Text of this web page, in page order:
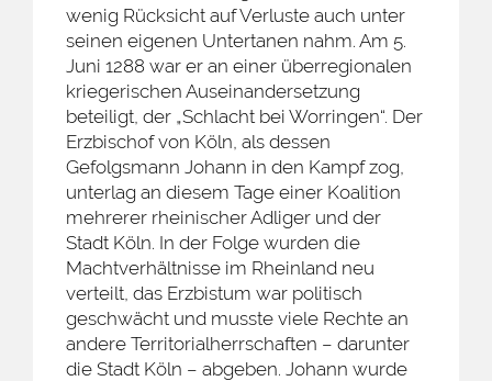
wenig Rücksicht auf Verluste auch unter
seinen eigenen Untertanen nahm. Am 5.
Juni 1288 war er an einer überregionalen
kriegerischen Auseinandersetzung
beteiligt, der „Schlacht bei Worringen“. Der
Erzbischof von Köln, als dessen
Gefolgsmann Johann in den Kampf zog,
unterlag an diesem Tage einer Koalition
mehrerer rheinischer Adliger und der
Stadt Köln. In der Folge wurden die
Machtverhältnisse im Rheinland neu
verteilt, das Erzbistum war politisch
geschwächt und musste viele Rechte an
andere Territorialherrschaften – darunter
die Stadt Köln – abgeben. Johann wurde